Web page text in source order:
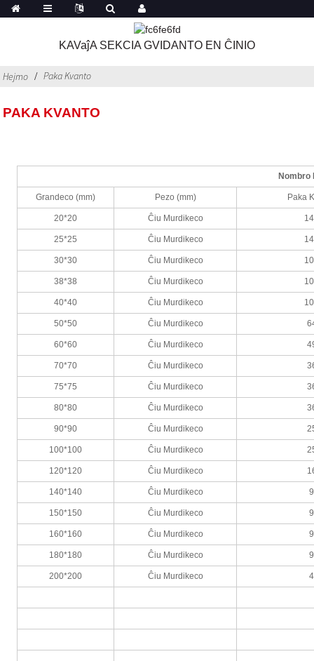
KAVaĵA SEKCIA GVIDANTO EN ĈINIO
Hejmo Paka Kvanto
PAKA KVANTO
Nombro
Grandeco (mm) Pezo (mm) Paka
20*20 Ĉiu Murdikeco
25*25 Ĉiu Murdikeco
30*30 Ĉiu Murdikeco
38*38 Ĉiu Murdikeco
40*40 Ĉiu Murdikeco
50*50 Ĉiu Murdikeco
60*60 Ĉiu Murdikeco
70*70 Ĉiu Murdikeco
75*75 Ĉiu Murdikeco
80*80 Ĉiu Murdikeco
90*90 Ĉiu Murdikeco
100*100 Ĉiu Murdikeco
120*120 Ĉiu Murdikeco
140*140 Ĉiu Murdikeco 9
150*150 Ĉiu Murdikeco 9
160*160 Ĉiu Murdikeco 9
180*180 Ĉiu Murdikeco 9
200*200 Ĉiu Murdikeco 4